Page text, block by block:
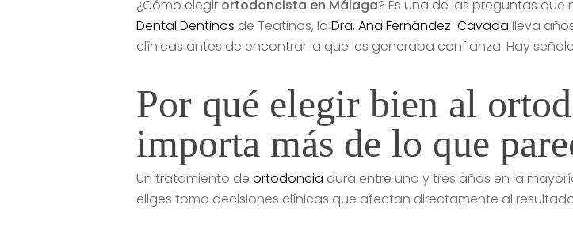
Hit enter to search or ESC to close
¿Cómo elegir ortodoncista en Málaga? Es una de las preguntas
Dental Dentinos de Teatinos, laDra. Ana Fernández-Cavada lleva
clínicas antes de encontrar la que les generaba confianza. Hay
Por qué elegir bien al
importa más de lo que
Un tratamiento deortodoncia dura entre uno y tres años en la
eliges toma decisiones clínicas que afectan directamente al